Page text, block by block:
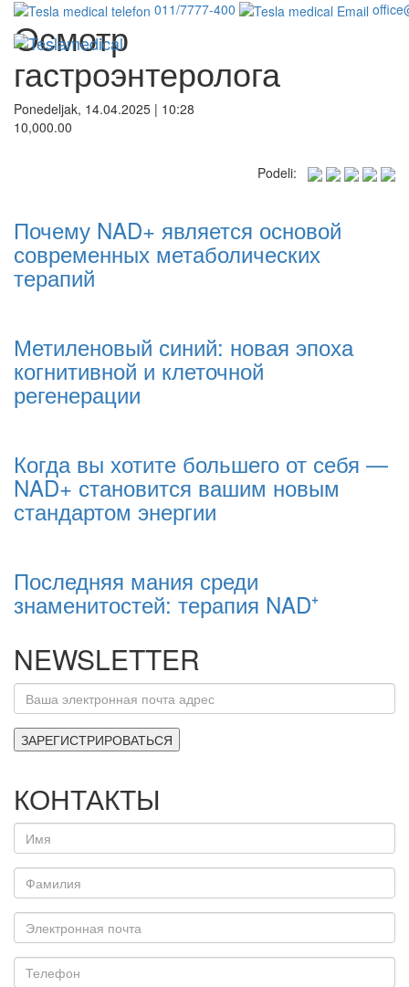
011/7777-400
Осмотр
гастроэнтеролога
Ponedeljak, 14.04.2025 | 10:28
10,000.00
Podeli:
Почему NAD+ является основой
современных метаболических
терапий
Метиленовый синий: новая эпоха
когнитивной и клеточной
регенерации
Когда вы хотите большего от себя —
NAD+ становится вашим новым
стандартом энергии
Последняя мания среди
знаменитостей: терапия NAD⁺
NEWSLETTER
КОНТАКТЫ